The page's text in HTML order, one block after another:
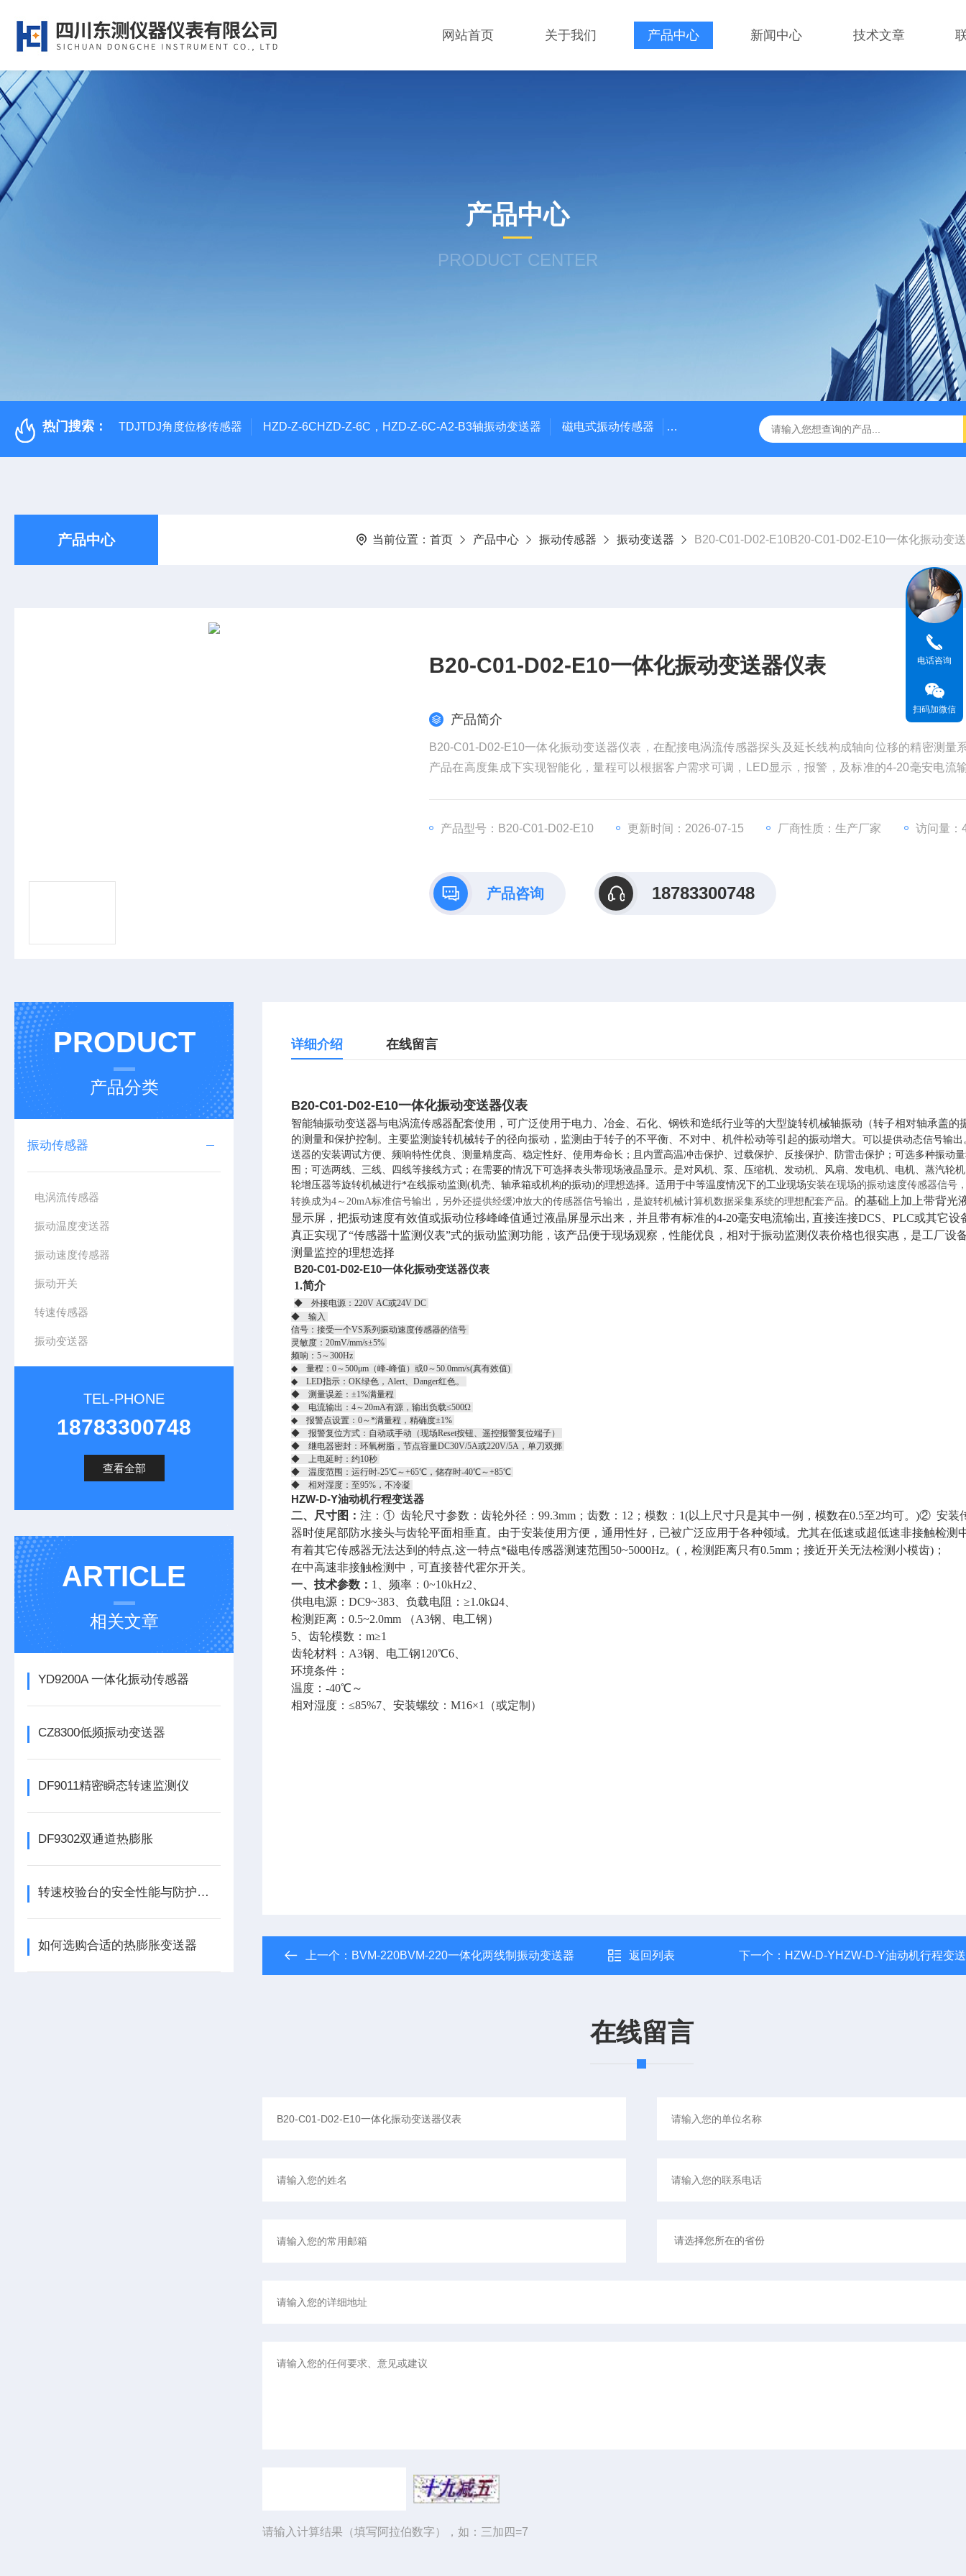
网站首页 关于我们 产品中心 新闻中心 技术文章
产品中心
PRODUCT CENTER
热门搜索： TDJTDJ角度位移传感器 HZD-Z-6CHZD-Z-6C，HZD-Z-6C-A2-B3轴振动变送器 磁电式振动传感器 NE3100电涡流位移传感器 三轴振动传感器 加速度
产品中心 当前位置： 首页 产品中心 振动传感器 振动变送器 B20-C01-D02-E10B20-C01-D02-E10一体化振动变
B20-C01-D02-E10一体化振动变送器仪表
产品简介
B20-C01-D02-E10一体化振动变送器仪表，在配接电涡流传感器探头及延长线构成轴向位移的精密测量
产品在高度集成下实现智能化，量程可以根据客户需求可调，LED显示，报警，及标准的4-20毫安电流
产品型号：B20-C01-D02-E10
更新时间：2026-07-15 厂商性质：生产厂家 访问量：
产品咨询 18783300748
PRODUCT
产品分类
振动传感器
电涡流传感器
振动温度变送器
振动速度传感器
振动开关
转速传感器
振动变送器
TEL-PHONE
18783300748
查看全部
ARTICLE
相关文章
YD9200A 一体化振动传感器
CZ8300低频振动变送器
DF9011精密瞬态转速监测仪
DF9302双通道热膨胀
转速校验台的安全性能与防护措施
如何选购合适的热膨胀变送器
详细介绍 在线留言
B20-C01-D02-E10一体化振动变送器仪表
智能轴振动变送器与电涡流传感器配套使用，可广泛使用于电力、冶金、石化、钢铁和造纸行业等的大型旋转机械轴振动（转子相对轴承盖的
的测量和保护控制。主要监测旋转机械转子的径向振动，监测由于转子的不平衡、不对中、机件松动等引起的振动增大。 可以提供动态信号输出
送器的安装调试方便、频响特性优良、测量精度高、稳定性好、使用寿命长；且内置高温冲击保护、过载保护、反接保护、防雷击保护；可选多种振动
围；可选两线、三线、四线等接线方式；在需要的情况下可选择表头带现场液晶显示。是对风机、泵、压缩机、发动机、风扇、发电机、电机、蒸汽轮
轮增压器等旋转机械进行*在线振动监测(机壳、轴承箱或机构的振动)的理想选择。适用于中等温度情况下的工业现场安装在现场的振动速度传感器信号
转换成为4～20mA标准信号输出，另外还提供经缓冲放大的传感器信号输出，是旋转机械计算机数据采集系统的理想配套产品。 的基础上加上带背光
显示屏，把振动速度有效值或振动位移峰峰值通过液晶屏显示出来，并且带有标准的4-20毫安电流输出, 直接连接DCS、PLC或其它设
真正实现了“传感器十监测仪表”式的振动监测功能，该产品便于现场观察，性能优良，相对于振动监测仪表价格也很实惠，是工厂设
测量监控的理想选择
B20-C01-D02-E10一体化振动变送器仪表
1.简介
◆ 外接电源：220V AC或24V DC
◆ 输入
信号：接受一个VS系列振动速度传感器的信号
灵敏度：20mV/mm/s±5%
频响：5～300Hz
◆ 量程：0～500μm（峰-峰值）或0～50.0mm/s(真有效值)
◆ LED指示：OK绿色，Alert、Danger红色。
◆ 测量误差：±1%满量程
◆ 电流输出：4～20mA有源，输出负载≤500Ω
◆ 报警点设置：0～*满量程，精确度±1%
◆ 报警复位方式：自动或手动（现场Reset按钮、遥控报警复位端子）
◆ 继电器密封：环氧树脂，节点容量DC30V/5A或220V/5A，单刀双掷
◆ 上电延时：约10秒
◆ 温度范围：运行时-25℃～+65℃，储存时-40℃～+85℃
◆ 相对湿度：至95%，不冷凝
HZW-D-Y油动机行程变送器
二、尺寸图： 注： ① 齿轮尺寸参数：齿轮外径：99.3mm；齿数：12；模数：1(以上尺寸只是其中一例，模数在0.5至2均可。)② 安装
器时使尾部防水接头与齿轮平面相垂直。 由于安装使用方便，通用性好，已被广泛应用于各种领域。尤其在低速或超低速非接触检测
有着其它传感器无法达到的特点,这一特点*磁电传感器测速范围50~5000Hz。(，检测距离只有0.5mm；接近开关无法检测小模齿)；
在中高速非接触检测中，可直接替代霍尔开关。
一、技术参数： 1、频率：0~10kHz2、
供电电源：DC9~383、负载电阻：≥1.0kΩ4、
检测距离：0.5~2.0mm （A3钢、电工钢）
5、齿轮模数：m≥1
齿轮材料：A3钢、电工钢120℃6、
环境条件：
温度：-40℃～
相对湿度：≤85%7、安装螺纹：M16×1（或定制）
上一个： BVM-220BVM-220一体化两线制振动变送器 返回列表 下一个： HZW-D-YHZW-D-Y油动机行程变
在线留言
请输入计算结果（填写阿拉伯数字），如：三加四=7
电话咨询
扫码加微信